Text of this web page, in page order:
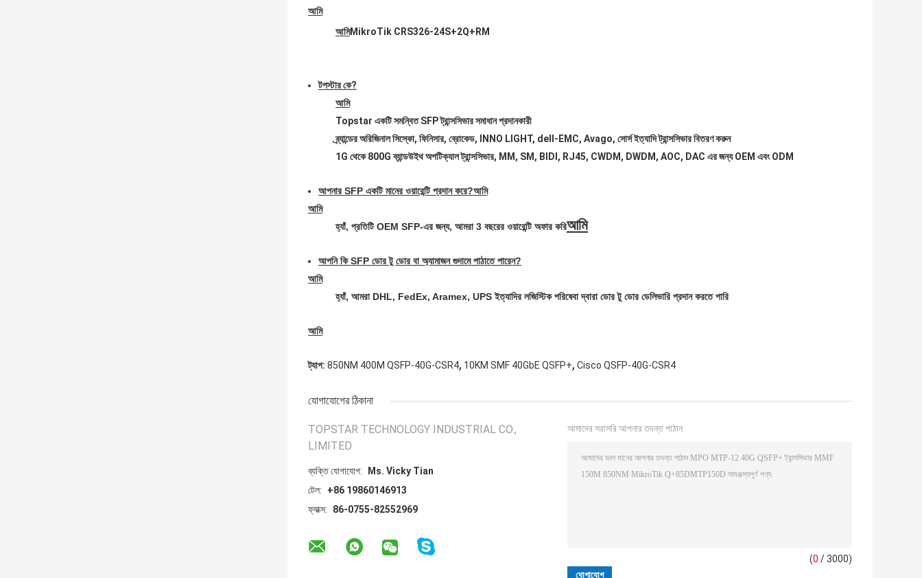
আমি
আমিMikroTik CRS326-24S+2Q+RM
টপস্টার কে?
আমি
Topstar একটি সমন্বিত SFP ট্রান্সসিভার সমাধান প্রদানকারী
ব্র্যান্ডের অরিজিনাল সিস্কো, ফিনিসার, ব্রোকেড, lNNO LIGHT, dell-EMC, Avago, সোর্স ইত্যাদি ট্রান্সসিভার বিতরণ করুন
1G থেকে 800G ব্যান্ডউইথ অপটিক্যাল ট্রান্সসিভার, MM, SM, BIDI, RJ45, CWDM, DWDM, AOC, DAC এর জন্য OEM এবং ODM
আপনার SFP একটি মানের ওয়ারেন্টি প্রদান করে?আমি
আমি
হ্যাঁ, প্রতিটি OEM SFP-এর জন্য, আমরা 3 বছরের ওয়ারেন্টি অফার করিআমি
আপনি কি SFP ডোর টু ডোর বা অ্যামাজন গুদামে পাঠাতে পারেন?
আমি
হ্যাঁ, আমরা DHL, FedEx, Aramex, UPS ইত্যাদির লজিস্টিক পরিষেবা দ্বারা ডোর টু ডোর ডেলিভারি প্রদান করতে পারি
আমি
ট্যাগ: 850NM 400M QSFP-40G-CSR4, 10KM SMF 40GbE QSFP+, Cisco QSFP-40G-CSR4
যোগাযোগের ঠিকানা
TOPSTAR TECHNOLOGY INDUSTRIAL CO.,
LIMITED
ব্যক্তি যোগাযোগ:
Ms. Vicky Tian
টেল:
+86 19860146913
ফ্যাক্স:
86-0755-82552969
আমাদের সরাসরি আপনার তদন্ত পাঠান
(0 / 3000)